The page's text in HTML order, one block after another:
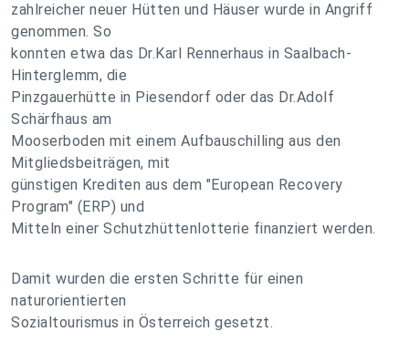
zahlreicher neuer Hütten und Häuser wurde in Angriff
genommen. So
konnten etwa das Dr.Karl Rennerhaus in Saalbach-
Hinterglemm, die
Pinzgauerhütte in Piesendorf oder das Dr.Adolf
Schärfhaus am
Mooserboden mit einem Aufbauschilling aus den
Mitgliedsbeiträgen, mit
günstigen Krediten aus dem "European Recovery
Program" (ERP) und
Mitteln einer Schutzhüttenlotterie finanziert werden.
Damit wurden die ersten Schritte für einen
naturorientierten
Sozialtourismus in Österreich gesetzt.